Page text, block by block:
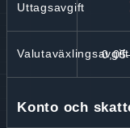
Uttagsavgift
Valutaväxlingsavgift
Konto och